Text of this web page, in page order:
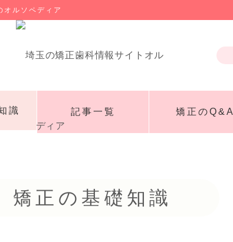
オルソペディア
識 記事一覧 矯正のQ&A
矯正の基礎知識